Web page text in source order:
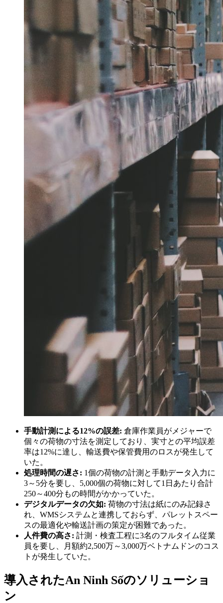
手動計測による12%の誤差: 倉庫作業員がメジャーで
個々の荷物の寸法を測定しており、実寸との平均誤差
率は12%に達し、輸送費や保管費用のロスが発生して
いた。
処理時間の遅さ: 1個の荷物の計測と手動データ入力に
3～5分を要し、5,000個の荷物に対して1日あたり合計
250～400分もの時間がかかっていた。
デジタルデータの欠如: 荷物の寸法は紙にのみ記録さ
れ、WMSシステムと連携しておらず、パレットスペー
スの最適化や輸送計画の策定が困難であった。
人件費の高さ: 計測・検査工程に3名のフルタイム従業
員を要し、月額約2,500万～3,000万ベトナムドンのコス
トが発生していた。
導入されたAn Ninh Sốのソリューショ
ン